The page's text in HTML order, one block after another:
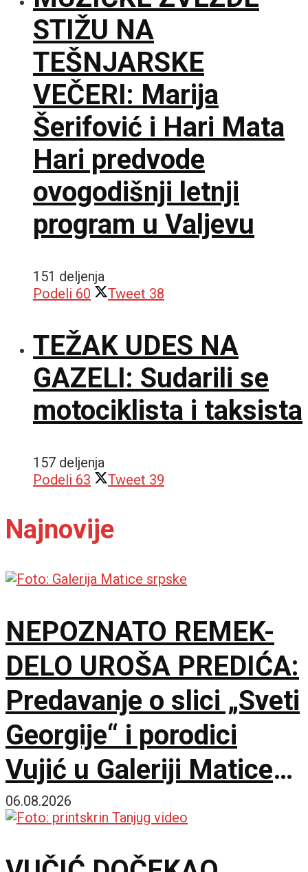
STIŽU NA
TEŠNJARSKE
VEČERI: Marija
Šerifović i Hari Mata
Hari predvode
ovogodišnji letnji
program u Valjevu
151 deljenja
Podeli 60 Tweet 38
TEŽAK UDES NA
GAZELI: Sudarili se
motociklista i taksista
157 deljenja
Podeli 63 Tweet 39
Najnovije
NEPOZNATO REMEK-
DELO UROŠA PREDIĆA:
Predavanje o slici „Sveti
Georgije“ i porodici
Vujić u Galeriji Matice
srpske
06.08.2026